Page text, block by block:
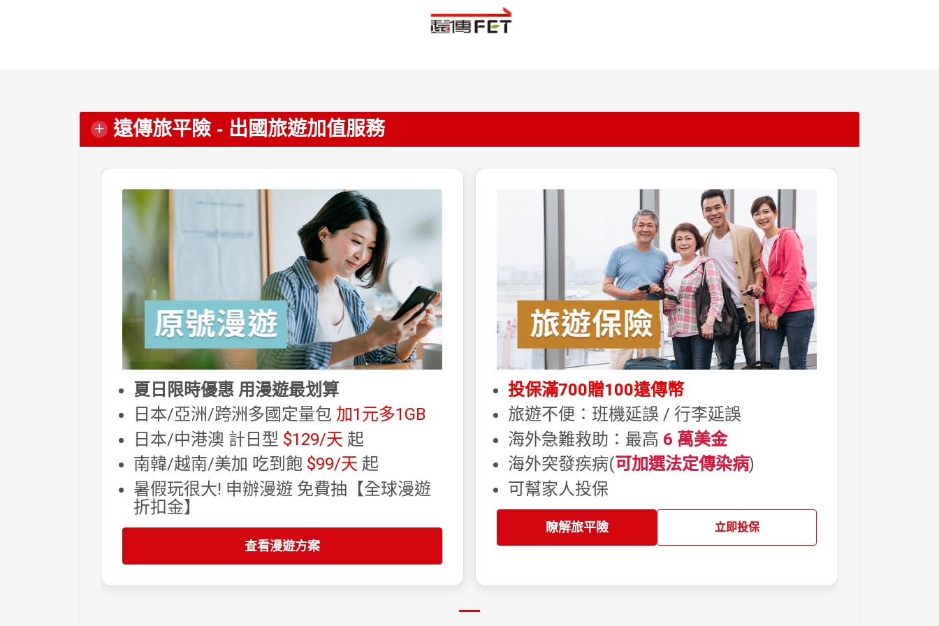
＋ 遠傳旅平險 - 出國旅遊加值服務
夏日限時優惠 用漫遊最划算
日本/亞洲/跨洲多國定量包 加1元多1GB
日本/中港澳 計日型 $129/天 起
南韓/越南/美加 吃到飽 $99/天 起
暑假玩很大! 申辦漫遊 免費抽【全球漫遊
折扣金】
查看漫遊方案
投保滿700贈100遠傳幣
旅遊不便：班機延誤 / 行李延誤
海外急難救助：最高 6 萬美金
海外突發疾病(可加選法定傳染病)
可幫家人投保
瞭解旅平險 立即投保